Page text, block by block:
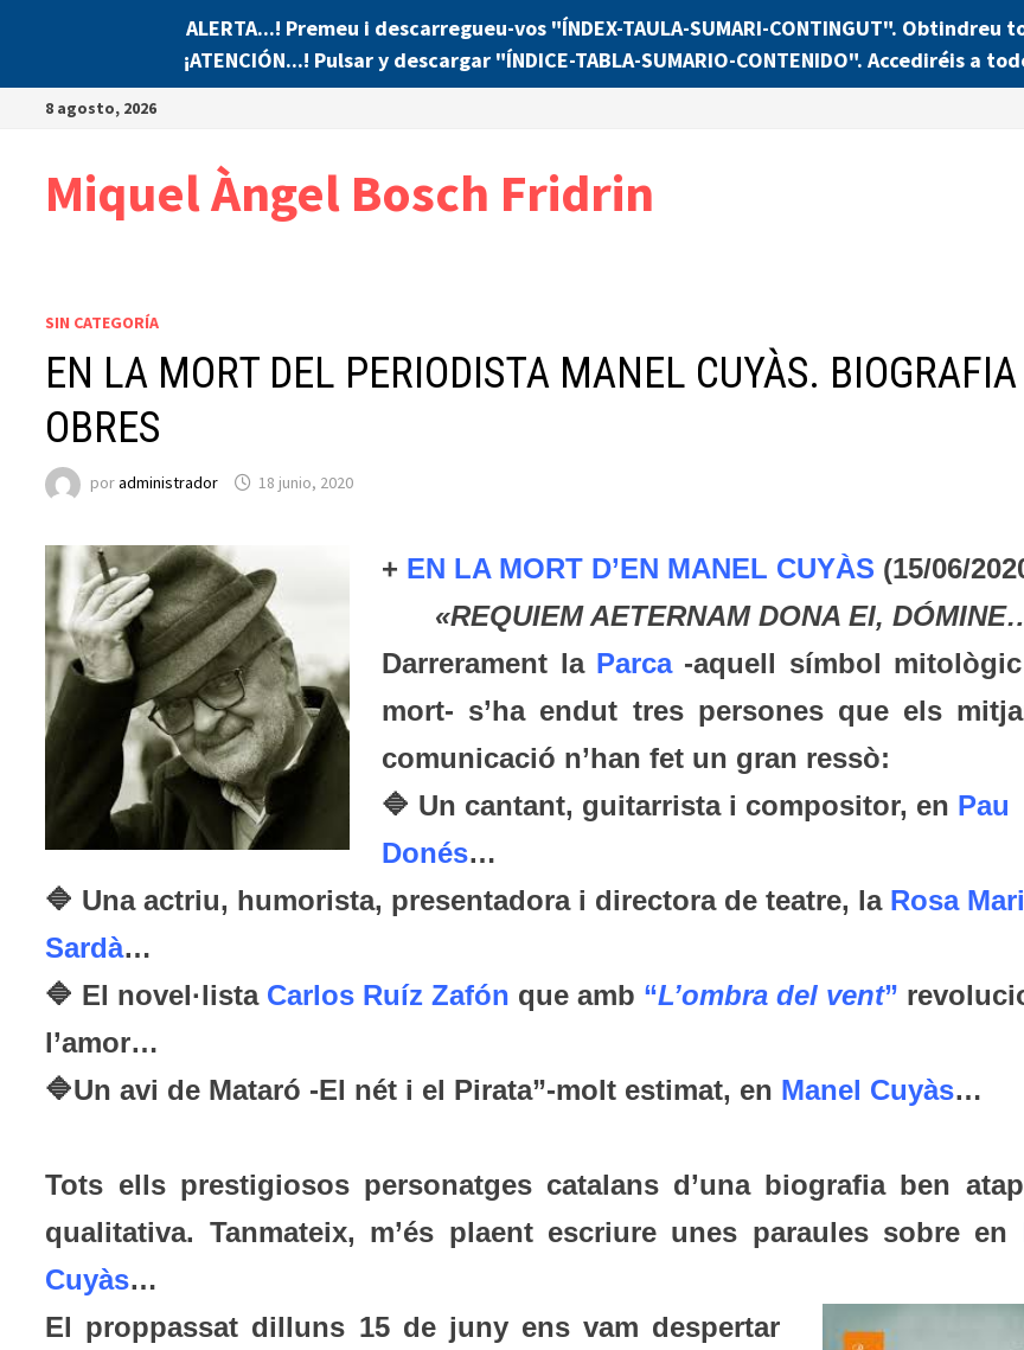
ALERTA...! Premeu i descarregueu-vos "ÍNDEX-TAULA-SUMARI-CONTINGUT".
¡ATENCIÓN...! Pulsar y descargar "ÍNDICE-TABLA-SUMARIO-CONTENIDO". Accediréis
Saltar8 agosto, 2026
Miquel Àngel Bosch Fridrin
SIN CATEGORÍA
EN LA MORT DEL PERIODISTA MANEL CUYÀS.
OBRES
poradministrador 18 junio, 2020
+ EN LA MORT D’EN MANEL CUYÀS (15/06/
«REQUIEM AETERNAM DONA EI,
Darrerament la Parca-aquell símbol
mort- s’ha endut tres persones que els
comunicació n’han fet un gran ressò:
🔷 Un cantant, guitarrista i compositor, en Pau
Donés…
🔷 Una actriu, humorista, presentadora i directora de teatre, la Rosa
Sardà…
🔷 El novel·lista Carlos Ruíz Zafón que amb “L’ombra del vent”
l’amor…
🔷Un avi de Mataró -El nét i el Pirata”-molt estimat, en Manel Cuyàs
Tots ells prestigiosos personatges catalans d’una biografia ben
qualitativa. Tanmateix, m’és plaent escriure unes paraules sobre en
Cuyàs…
El proppassat dilluns 15 de juny ens vam despertar